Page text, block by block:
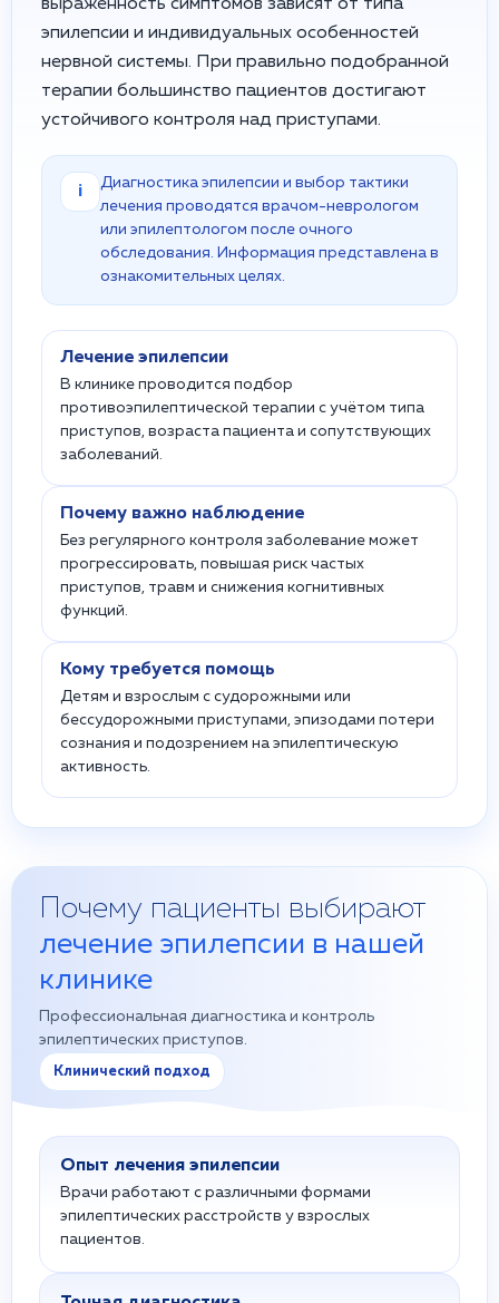
выраженность симптомов зависят от типа
эпилепсии и индивидуальных особенностей
нервной системы. При правильно подобранной
терапии большинство пациентов достигают
устойчивого контроля над приступами.
i
Диагностика эпилепсии и выбор тактики
лечения проводятся врачом-неврологом
или эпилептологом после очного
обследования. Информация представлена в
ознакомительных целях.
Лечение эпилепсии
В клинике проводится подбор
противоэпилептической терапии с учётом типа
приступов, возраста пациента и сопутствующих
заболеваний.
Почему важно наблюдение
Без регулярного контроля заболевание может
прогрессировать, повышая риск частых
приступов, травм и снижения когнитивных
функций.
Кому требуется помощь
Детям и взрослым с судорожными или
бессудорожными приступами, эпизодами потери
сознания и подозрением на эпилептическую
активность.
Почему пациенты выбирают
лечение эпилепсии в нашей
клинике
Профессиональная диагностика и контроль
эпилептических приступов.
Клинический подход
Опыт лечения эпилепсии
Врачи работают с различными формами
эпилептических расстройств у взрослых
пациентов.